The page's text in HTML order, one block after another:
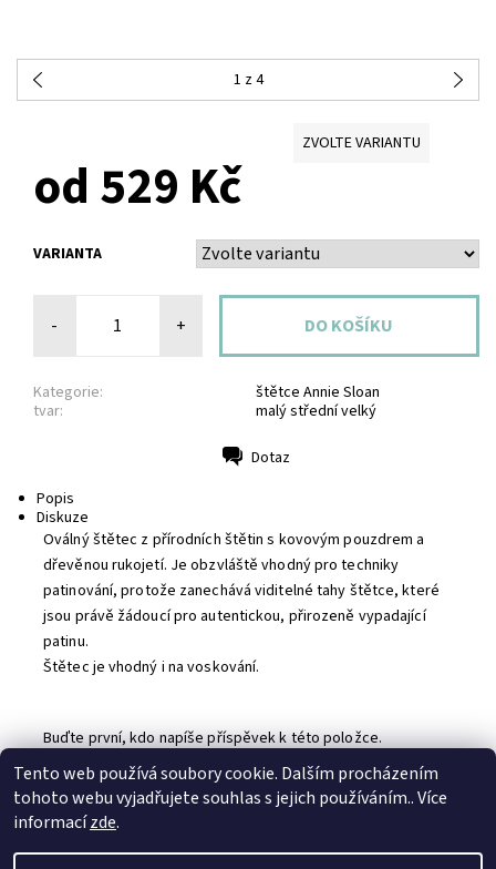
1 z 4
ZVOLTE VARIANTU
od 529 Kč
VARIANTA
- +
Kategorie:
štětce Annie Sloan
tvar:
malý střední velký
Dotaz
Popis
Diskuze
Oválný štětec z přírodních štětin s kovovým pouzdrem a
dřevěnou rukojetí. Je obzvláště vhodný pro techniky
patinování, protože zanechává viditelné tahy štětce, které
jsou právě žádoucí pro autentickou, přirozeně vypadající
patinu.
Štětec je vhodný i na voskování.
Buďte první, kdo napíše příspěvek k této položce.
Přidat komentář
Tento web používá soubory cookie. Dalším procházením
tohoto webu vyjadřujete souhlas s jejich používáním.. Více
informacízde.